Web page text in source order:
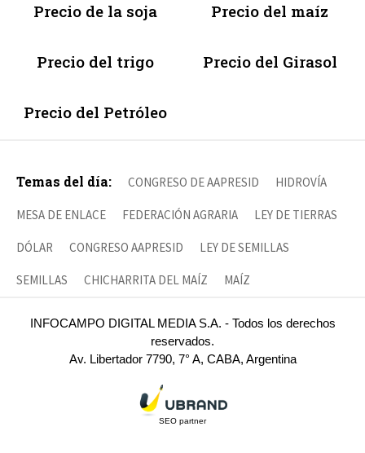
Precio de la soja Precio del maíz
Precio del trigo Precio del Girasol
Precio del Petróleo
Temas del día: CONGRESO DE AAPRESID HIDROVÍA
MESA DE ENLACE FEDERACIÓN AGRARIA LEY DE TIERRAS
DÓLAR CONGRESO AAPRESID LEY DE SEMILLAS
SEMILLAS CHICHARRITA DEL MAÍZ MAÍZ
INFOCAMPO DIGITAL MEDIA S.A. - Todos los derechos
reservados.
Av. Libertador 7790, 7° A, CABA, Argentina
SEO partner